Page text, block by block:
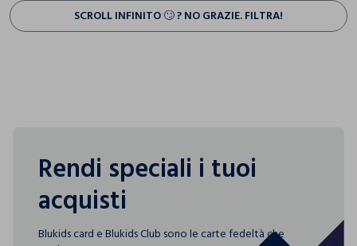
SCROLL INFINITO 🙄 ? NO GRAZIE. FILTRA!
Rendi speciali i tuoi
acquisti
Blukids card e Blukids Club sono le carte fedeltà che